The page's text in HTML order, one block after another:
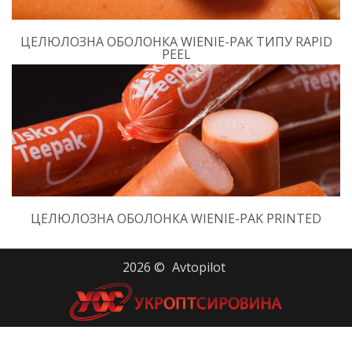
ЦЕЛЮЛОЗНА ОБОЛОНКА WIENIE-PAK ТИПУ RAPID
PEEL
ЦЕЛЮЛОЗНА ОБОЛОНКА WIENIE-PAK PRINTED
2026 © Avtopilot